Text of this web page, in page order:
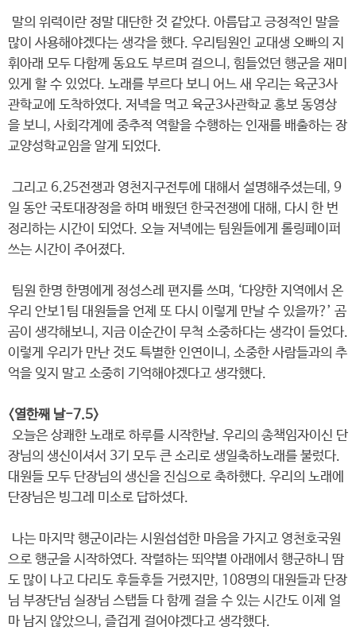
말의 위력이란 정말 대단한 것 같았다. 아름답고 긍정적인 말을
많이 사용해야겠다는 생각을 했다. 우리팀원인 교대생 오빠의 지
휘아래 모두 다함께 동요도 부르며 걸으니, 힘들었던 행군을 재미
있게 할 수 있었다. 노래를 부르다 보니 어느 새 우리는 육군3사
관학교에 도착하였다. 저녁을 먹고 육군3사관학교 홍보 동영상
을 보니, 사회각계에 중추적 역할을 수행하는 인재를 배출하는 장
교양성학교임을 알게 되었다.
그리고 6.25전쟁과 영천지구전투에 대해서 설명해주셨는데, 9
일 동안 국토대장정을 하며 배웠던 한국전쟁에 대해, 다시 한 번
정리하는 시간이 되었다. 오늘 저녁에는 팀원들에게 롤링페이퍼
쓰는 시간이 주어졌다.
팀원 한명 한명에게 정성스레 편지를 쓰며, ‘다양한 지역에서 온
우리 안보1팀 대원들을 언제 또 다시 이렇게 만날 수 있을까?’ 곰
곰이 생각해보니, 지금 이순간이 무척 소중하다는 생각이 들었다.
이렇게 우리가 만난 것도 특별한 인연이니, 소중한 사람들과의 추
억을 잊지 말고 소중히 기억해야겠다고 생각했다.
<열한째 날-7.5>
오늘은 상쾌한 노래로 하루를 시작한날. 우리의 총책임자이신 단
장님의 생신이셔서 3기 모두 큰 소리로 생일축하노래를 불렀다.
대원들 모두 단장님의 생신을 진심으로 축하했다. 우리의 노래에
단장님은 빙그레 미소로 답하셨다.
나는 마지막 행군이라는 시원섭섭한 마음을 가지고 영천호국원
으로 행군을 시작하였다. 작렬하는 뙤약볕 아래에서 행군하니 땀
도 많이 나고 다리도 후들후들 거렸지만, 108명의 대원들과 단장
님 부장단님 실장님 스탭들 다 함께 걸을 수 있는 시간도 이제 얼
마 남지 않았으니, 즐겁게 걸어야겠다고 생각했다.